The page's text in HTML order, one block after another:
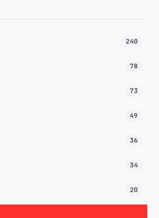
240
78
73
49
36
34
20